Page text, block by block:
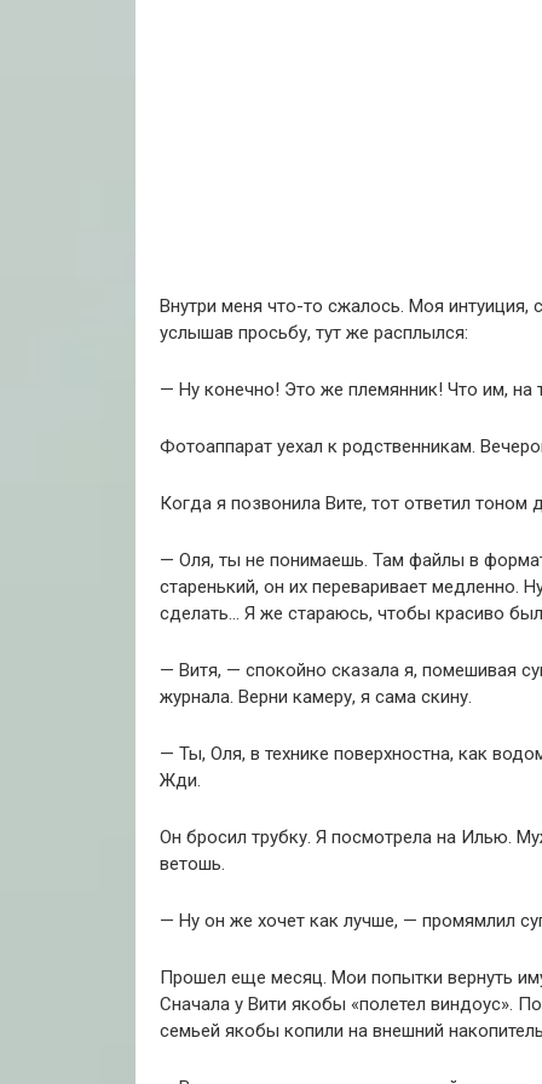
Внутри меня что-то сжалось. Моя интуиция,
услышав просьбу, тут же расплылся:
— Ну конечно! Это же племянник! Что им,
Фотоаппарат уехал к родственникам.
Когда я позвонила Вите, тот ответил тоном
— Оля, ты не понимаешь. Там файлы в
старенький, он их переваривает медленно.
сделать… Я же стараюсь, чтобы красиво
— Витя, — спокойно сказала я, помешивая
журнала. Верни камеру, я сама скину.
— Ты, Оля, в технике поверхностна, как
Жди.
Он бросил трубку. Я посмотрела на Илью.
ветошь.
— Ну он же хочет как лучше, — промямлил
Прошел еще месяц. Мои попытки вернуть
Сначала у Вити якобы «полетел виндоус».
семьей якобы копили на внешний